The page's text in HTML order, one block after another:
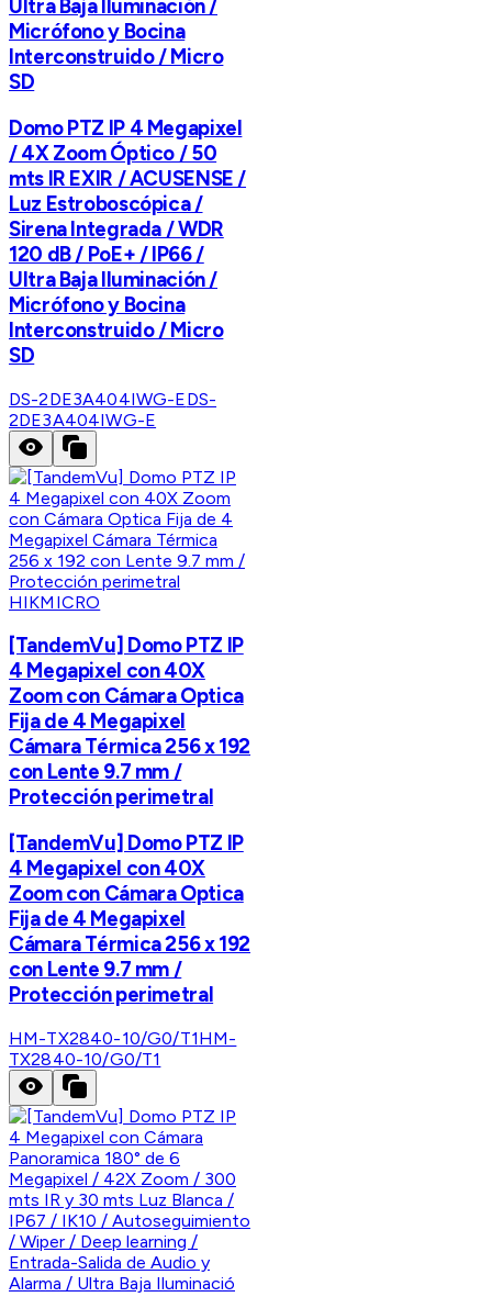
Ultra Baja Iluminación /
Micrófono y Bocina
Interconstruido / Micro
SD
Domo PTZ IP 4 Megapixel
/ 4X Zoom Óptico / 50
mts IR EXIR / ACUSENSE /
Luz Estroboscópica /
Sirena Integrada / WDR
120 dB / PoE+ / IP66 /
Ultra Baja Iluminación /
Micrófono y Bocina
Interconstruido / Micro
SD
DS-2DE3A404IWG-EDS-
2DE3A404IWG-E
HIKMICRO
[TandemVu] Domo PTZ IP
4 Megapixel con 40X
Zoom con Cámara Optica
Fija de 4 Megapixel
Cámara Térmica 256 x 192
con Lente 9.7 mm /
Protección perimetral
[TandemVu] Domo PTZ IP
4 Megapixel con 40X
Zoom con Cámara Optica
Fija de 4 Megapixel
Cámara Térmica 256 x 192
con Lente 9.7 mm /
Protección perimetral
HM-TX2840-10/G0/T1HM-
TX2840-10/G0/T1